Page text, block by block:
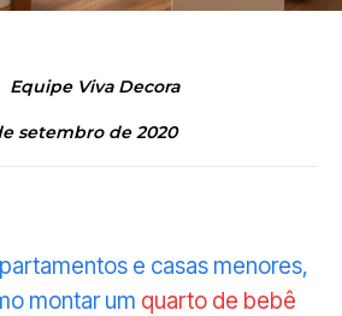
Equipe Viva Decora
setembro de 2020
e casas menores,
montar um quarto de bebê